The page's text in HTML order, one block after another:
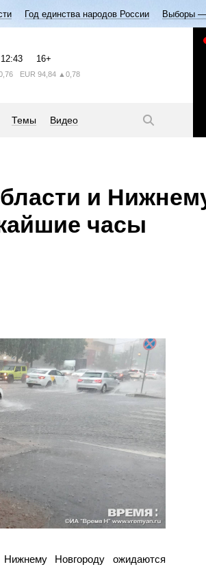
Год единства народов России Выборы
12:43 16+
EUR 94,84 ▲0,78
Темы Видео
и
часы
Новгороду ожидаются